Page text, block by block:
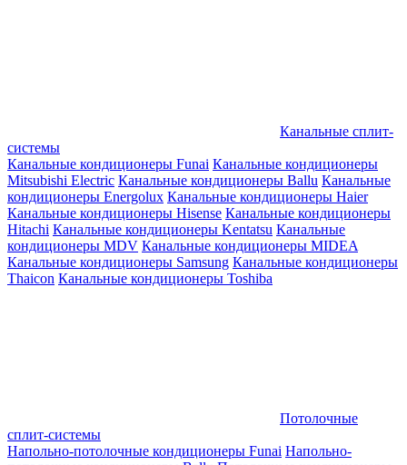
Канальные сплит-
системы
Канальные кондиционеры Funai Канальные кондиционеры
Mitsubishi Electric Канальные кондиционеры Ballu Канальные
кондиционеры Energolux Канальные кондиционеры Haier
Канальные кондиционеры Hisense Канальные кондиционеры
Hitachi Канальные кондиционеры Kentatsu Канальные
кондиционеры MDV Канальные кондиционеры MIDEA
Канальные кондиционеры Samsung Канальные кондиционеры
Thaicon Канальные кондиционеры Toshiba
Потолочные
сплит-системы
Напольно-потолочные кондиционеры Funai Напольно-